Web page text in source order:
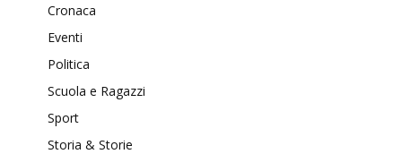
Cronaca
Eventi
Politica
Scuola e Ragazzi
Sport
Storia & Storie